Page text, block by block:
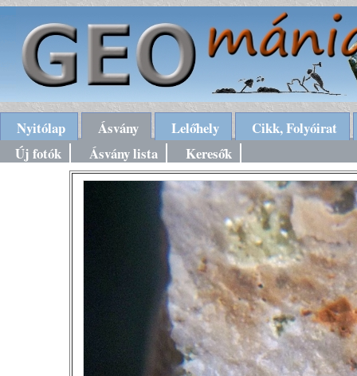
Nyitólap Ásvány Lelőhely
Cikk, Folyóirat
Új fotók
Ásvány lista Keresők